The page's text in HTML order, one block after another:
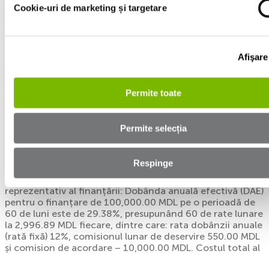
Cookie-uri de marketing și targetare
Afişare
Permite toate
Permite selecția
Respinge
Mașini
Finanțare
Documente
Politica de Confidențialitate
Dezvăluirea responsabilă a vulnerabilității
OCN MOGO LOANS SRL face parte din Mogo Finance
Group, fondat în 2012. Suntem specializați în domeniul
finanțării mașinilor de mâna doua. Exemplul
reprezentativ al finanțării: Dobânda anuală efectivă (DAE)
pentru o finanțare de 100,000.00 MDL pe o perioadă de
60 de luni este de 29.38%, presupunând 60 de rate lunare
la 2,996.89 MDL fiecare, dintre care: rata dobânzii anuale
(rată fixă) 12%, comisionul lunar de deservire 550.00 MDL
și comision de acordare – 10,000.00 MDL. Costul total al